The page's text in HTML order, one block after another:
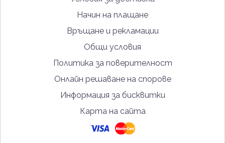
Начин на плащане
Връщане и рекламации
Общи условия
Политика за поверителност
Онлайн решаване на спорове
Информация за бисквитки
Карта на сайта